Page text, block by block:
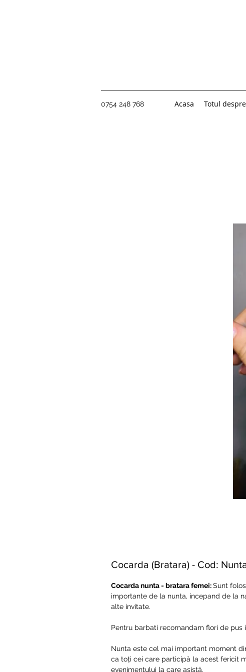
0754 248 768 Acasa Totul
Cocarda (Bratara) - Cod:
Cocarda nunta - bratara femei:Sunt
importante de la nunta, incepand de la
alte invitate.
Pentru barbati recomandam flori de pus
Nunta este cel mai important moment
ca toți cei care participă la acest fericit
evenimentului la care asistă.